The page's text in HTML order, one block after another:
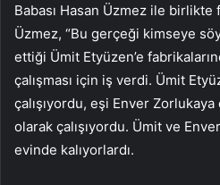
Babası Hasan Üzmez ile birlikte
Üzmez, “Bu gerçeği kimseye
ettiği Ümit Etyüzen’e
çalışması için iş verdi. Ümit
çalışıyordu, eşi Enver
olarak çalışıyordu. Ümit ve
evinde kalıyorlardı.